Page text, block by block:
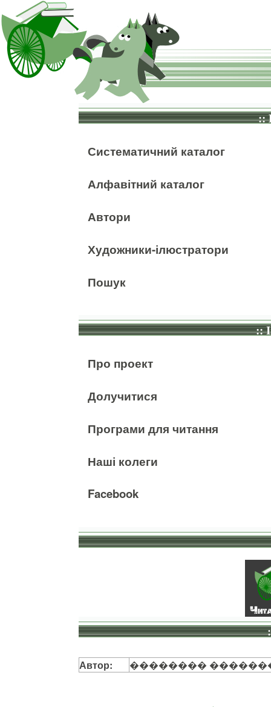
::
Систематичний каталог
Алфавітний каталог
Автори
Художники-ілюстратори
Пошук
::
Про проект
Долучитися
Програми для читання
Наші колеги
Facebook
Автор: ��������